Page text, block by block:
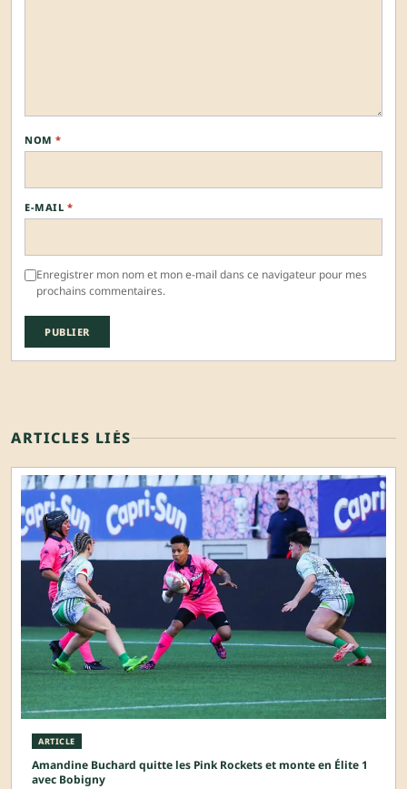
NOM *
E-MAIL *
Enregistrer mon nom et mon e-mail dans ce navigateur pour mes
prochains commentaires.
ARTICLES LIÉS
ARTICLE
Amandine Buchard quitte les Pink Rockets et monte en Élite 1
avec Bobigny